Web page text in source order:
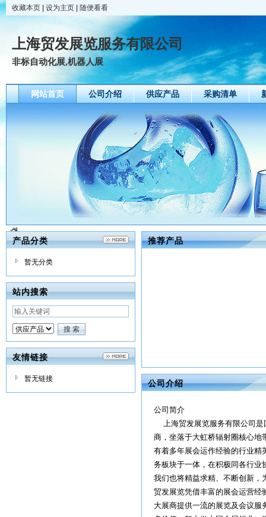
收藏本页 设为主页 随便看看
上海贸发展览服务有限公司
非标自动化展,机器人展
网站首页 公司介绍 供应产品 采购清单
产品分类
暂无分类
站内搜索
友情链接
暂无链接
推荐产品
公司介绍
公司简介
上海贸发展览服务有限公司是
商，坐落于大虹桥辐射圈核心地
有着多年展会运作经验的行业精
务板块于一体，在积极同各行业
我们也将精益求精、不断创新
贸发展览凭借丰富的展会运营
大展商提供一流的展览及会议